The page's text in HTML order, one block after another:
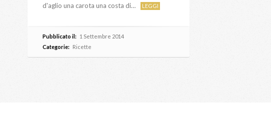
d'aglio una carota una costa di…
LEGGI
Pubblicato il: 1 Settembre 2014
Categorie: Ricette